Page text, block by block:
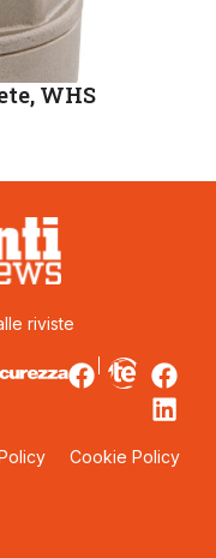
WHS
riviste
Cookie Policy